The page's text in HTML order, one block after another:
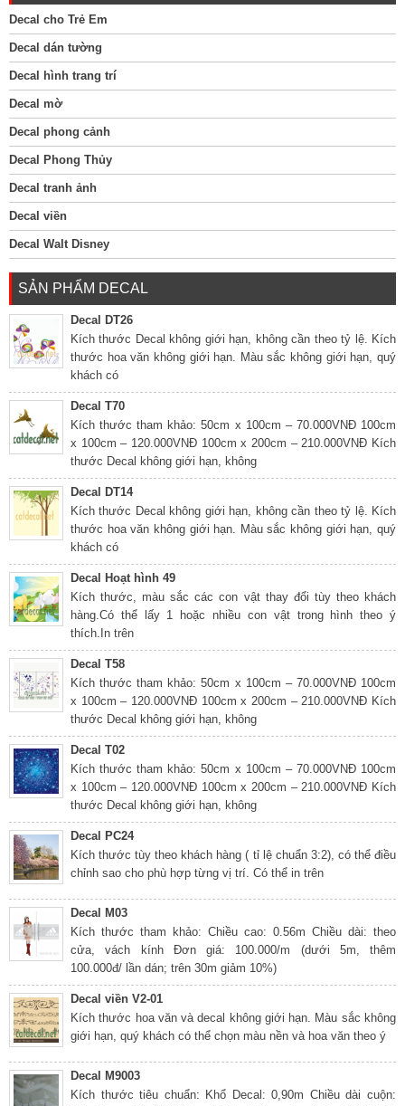
Decal cho Trẻ Em
Decal dán tường
Decal hình trang trí
Decal mờ
Decal phong cảnh
Decal Phong Thủy
Decal tranh ảnh
Decal viền
Decal Walt Disney
SẢN PHẨM DECAL
Decal DT26
Kích thước Decal không giới hạn, không cần theo tỷ lệ. Kích
thước hoa văn không giới hạn. Màu sắc không giới hạn, quý
khách có
Decal T70
Kích thước tham khảo: 50cm x 100cm – 70.000VNĐ 100cm
x 100cm – 120.000VNĐ 100cm x 200cm – 210.000VNĐ Kích
thước Decal không giới hạn, không
Decal DT14
Kích thước Decal không giới hạn, không cần theo tỷ lệ. Kích
thước hoa văn không giới hạn. Màu sắc không giới hạn, quý
khách có
Decal Hoạt hình 49
Kích thước, màu sắc các con vật thay đổi tùy theo khách
hàng.Có thể lấy 1 hoặc nhiều con vật trong hình theo ý
thích.In trên
Decal T58
Kích thước tham khảo: 50cm x 100cm – 70.000VNĐ 100cm
x 100cm – 120.000VNĐ 100cm x 200cm – 210.000VNĐ Kích
thước Decal không giới hạn, không
Decal T02
Kích thước tham khảo: 50cm x 100cm – 70.000VNĐ 100cm
x 100cm – 120.000VNĐ 100cm x 200cm – 210.000VNĐ Kích
thước Decal không giới hạn, không
Decal PC24
Kích thước tùy theo khách hàng ( tỉ lệ chuẩn 3:2), có thể điều
chỉnh sao cho phù hợp từng vị trí. Có thể in trên
Decal M03
Kích thước tham khảo: Chiều cao: 0.56m Chiều dài: theo
cửa, vách kính Đơn giá: 100.000/m (dưới 5m, thêm
100.000đ/ lần dán; trên 30m giảm 10%)
Decal viền V2-01
Kích thước hoa văn và decal không giới hạn. Màu sắc không
giới hạn, quý khách có thể chọn màu nền và hoa văn theo ý
Decal M9003
Kích thước tiêu chuẩn: Khổ Decal: 0,90m Chiều dài cuộn: